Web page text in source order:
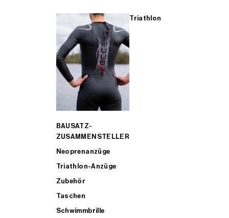
Triathlon
BAUSATZ-
ZUSAMMENSTELLER
Neoprenanzüge
Triathlon-Anzüge
Zubehör
Taschen
Schwimmbrille